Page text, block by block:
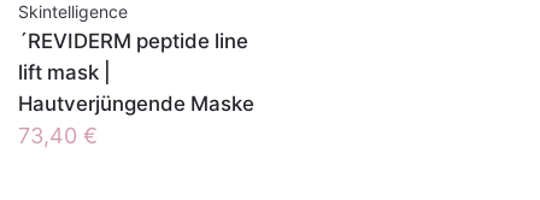
Skintelligence
´REVIDERM peptide line
lift mask |
Hautverjüngende Maske
73,40 €